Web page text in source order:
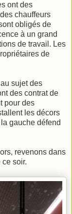
ont des
chauffeurs
obligés de
à un grand
de travail. Les
de
sujet des
des contrat de
pour des
les décors
gauche défend
revenons dans
soir.